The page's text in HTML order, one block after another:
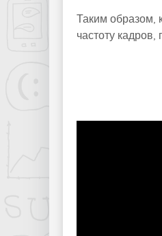
Таким образом,
частоту